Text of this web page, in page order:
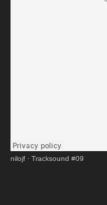
nilojf ·Tracksound #09